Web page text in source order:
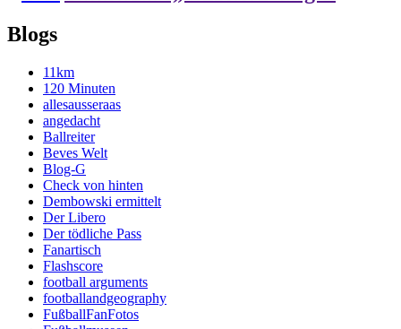
Blogs
11km
120 Minuten
allesausseraas
angedacht
Ballreiter
Beves Welt
Blog-G
Check von hinten
Dembowski ermittelt
Der Libero
Der tödliche Pass
Fanartisch
Flashscore
football arguments
footballandgeography
FußballFanFotos